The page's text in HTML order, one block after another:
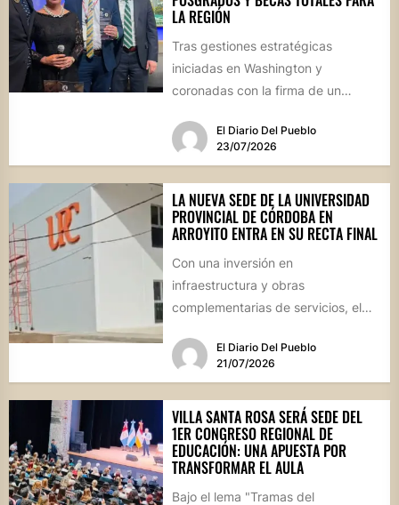
LA REGIÓN
Tras gestiones estratégicas
iniciadas en Washington y
coronadas con la firma de un
departamento Río...
El Diario Del Pueblo
23/07/2026
LA NUEVA SEDE DE LA UNIVERSIDAD
PROVINCIAL DE CÓRDOBA EN
ARROYITO ENTRA EN SU RECTA FINAL
Con una inversión en
infraestructura y obras
complementarias de servicios, el
etapa de culminación....
El Diario Del Pueblo
21/07/2026
VILLA SANTA ROSA SERÁ SEDE DEL
1ER CONGRESO REGIONAL DE
EDUCACIÓN: UNA APUESTA POR
TRANSFORMAR EL AULA
Bajo el lema "Tramas del